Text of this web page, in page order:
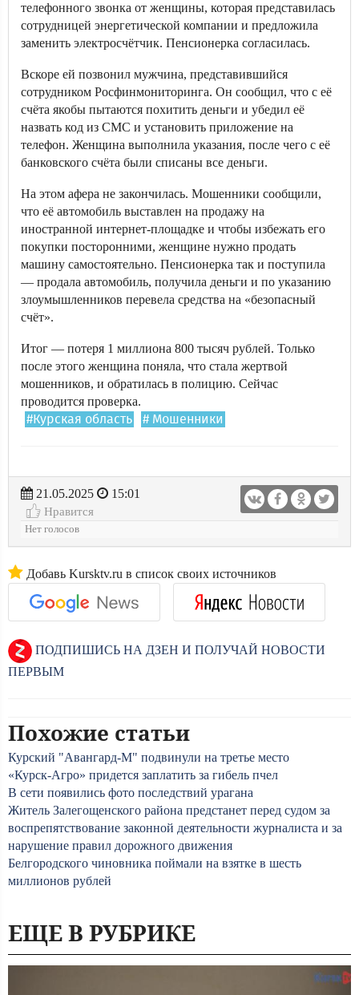
телефонного звонка от женщины, которая представилась
сотрудницей энергетической компании и предложила
заменить электросчётчик. Пенсионерка согласилась.
Вскоре ей позвонил мужчина, представившийся
сотрудником Росфинмониторинга. Он сообщил, что с её
счёта якобы пытаются похитить деньги и убедил её
назвать код из СМС и установить приложение на
телефон. Женщина выполнила указания, после чего с её
банковского счёта были списаны все деньги.
На этом афера не закончилась. Мошенники сообщили,
что её автомобиль выставлен на продажу на
иностранной интернет-площадке и чтобы избежать его
покупки посторонними, женщине нужно продать
машину самостоятельно. Пенсионерка так и поступила
— продала автомобиль, получила деньги и по указанию
злоумышленников перевела средства на «безопасный
счёт».
Итог — потеря 1 миллиона 800 тысяч рублей. Только
после этого женщина поняла, что стала жертвой
мошенников, и обратилась в полицию. Сейчас
проводится проверка.
#Курская область # Мошенники
21.05.2025
15:01
Нравится
Нет голосов
Добавь Kursktv.ru в список своих источников
ПОДПИШИСЬ НА ДЗЕН И ПОЛУЧАЙ НОВОСТИ
ПЕРВЫМ
Похожие статьи
Курский "Авангард-М" подвинули на третье место
«Курск-Агро» придется заплатить за гибель пчел
В сети появились фото последствий урагана
Житель Залегощенского района предстанет перед судом за
воспрепятствование законной деятельности журналиста и за
нарушение правил дорожного движения
Белгородского чиновника поймали на взятке в шесть
миллионов рублей
ЕЩЕ В РУБРИКЕ